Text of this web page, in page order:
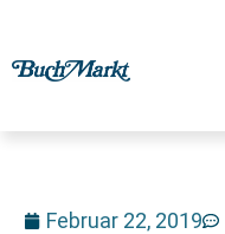
Februar 22, 2019